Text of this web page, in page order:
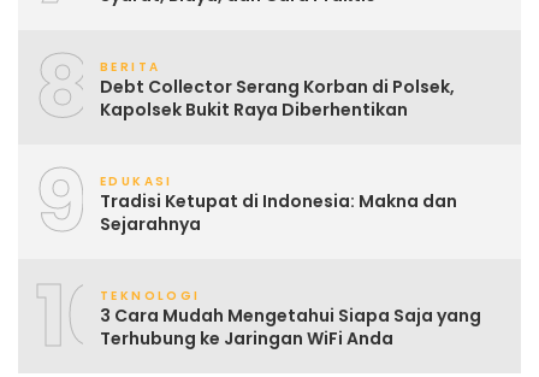
8 BERITA
Debt Collector Serang Korban di Polsek,
Kapolsek Bukit Raya Diberhentikan
9 EDUKASI
Tradisi Ketupat di Indonesia: Makna dan
Sejarahnya
10TEKNOLOGI
3 Cara Mudah Mengetahui Siapa Saja yang
Terhubung ke Jaringan WiFi Anda